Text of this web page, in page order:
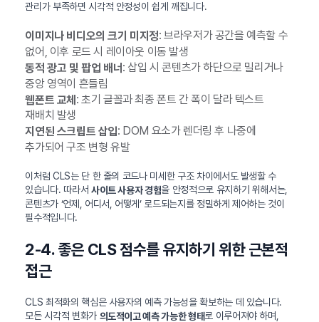
관리가 부족하면 시각적 안정성이 쉽게 깨집니다.
이미지나 비디오의 크기 미지정: 브라우저가 공간을 예측할 수
없어, 이후 로드 시 레이아웃 이동 발생
동적 광고 및 팝업 배너 : 삽입 시 콘텐츠가 하단으로 밀리거나
중앙 영역이 흔들림
웹폰트 교체 : 초기 글꼴과 최종 폰트 간 폭이 달라 텍스트
재배치 발생
지연된 스크립트 삽입: DOM 요소가 렌더링 후 나중에
추가되어 구조 변형 유발
이처럼 CLS는 단 한 줄의 코드나 미세한 구조 차이에서도 발생할 수
있습니다. 따라서 사이트 사용자 경험을 안정적으로 유지하기 위해서는,
콘텐츠가 ‘언제, 어디서, 어떻게’ 로드되는지를 정밀하게 제어하는 것이
필수적입니다.
2-4. 좋은 CLS 점수를 유지하기 위한 근본적
접근
CLS 최적화의 핵심은 사용자의 예측 가능성을 확보하는 데 있습니다.
모든 시각적 변화가 의도적이고 예측 가능한 형태로 이루어져야 하며,